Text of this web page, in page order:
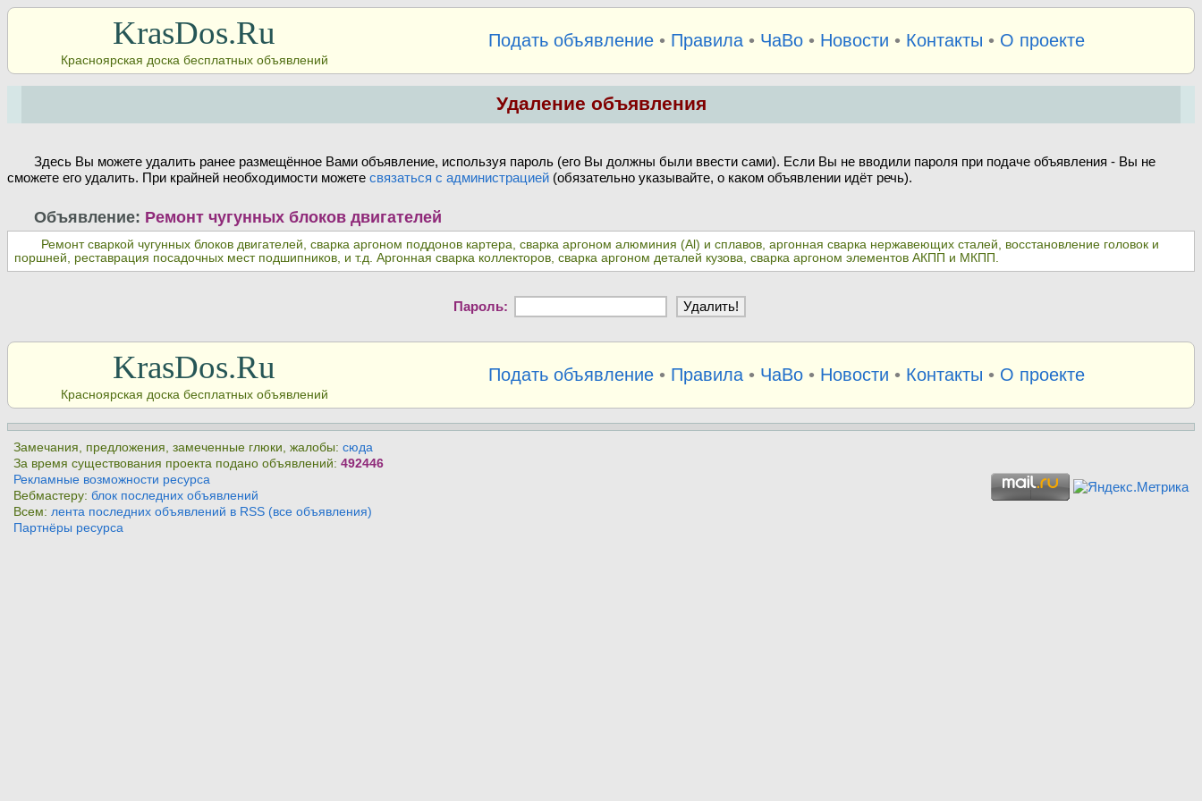
KrasDos.Ru
Красноярская доска бесплатных объявлений
Подать объявление• Правила• ЧаВо• Новости • Контакты • О проекте
Удаление объявления
Здесь Вы можете удалить ранее размещённое Вами объявление, используя пароль (его Вы должны были ввести сами). Если Вы не вводили пароля при подаче объявления - Вы не
сможете его удалить. При крайней необходимости можете связаться с администрацией(обязательно указывайте, о каком объявлении идёт речь).
Объявление: Ремонт чугунных блоков двигателей
Ремонт сваркой чугунных блоков двигателей, сварка аргоном поддонов картера, сварка аргоном алюминия (Al) и сплавов, аргонная сварка нержавеющих сталей, восстановление головок и
поршней, реставрация посадочных мест подшипников, и т.д. Аргонная сварка коллекторов, сварка аргоном деталей кузова, сварка аргоном элементов АКПП и МКПП.
Пароль:
KrasDos.Ru
Красноярская доска бесплатных объявлений
Подать объявление• Правила• ЧаВо• Новости • Контакты • О проекте
Замечания, предложения, замеченные глюки, жалобы: сюда
За время существования проекта подано объявлений: 492446
Рекламные возможности ресурса
Вебмастеру: блок последних объявлений
Всем: лента последних объявлений в RSS (все объявления)
Партнёры ресурса